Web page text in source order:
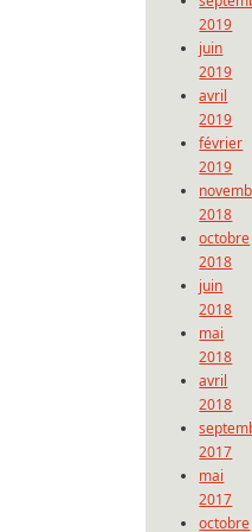
2019
juin
2019
avril
2019
février
2019
2018
octobre
2018
juin
2018
mai
2018
avril
2018
2017
mai
2017
octobre